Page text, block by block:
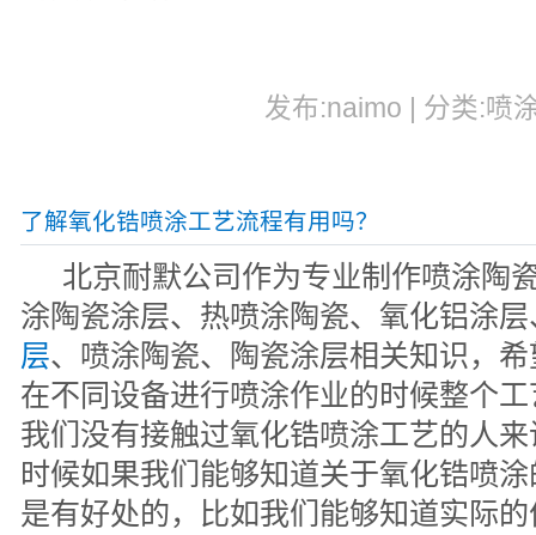
发布:naimo | 分类:喷
了解氧化锆喷涂工艺流程有用吗？
北京耐默公司作为专业制作喷涂陶
涂陶瓷涂层、热喷涂陶瓷、氧化铝涂
层、喷涂陶瓷、陶瓷涂层相关知识，
在不同设备进行喷涂作业的时候整个
我们没有接触过氧化锆喷涂工艺的人
时候如果我们能够知道关于氧化锆喷
是有好处的，比如我们能够知道实际